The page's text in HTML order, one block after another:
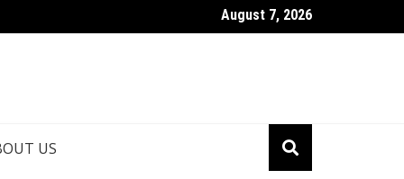
Roshan Biography: Talent, Dreams & Bollywood Journey
August 7, 2026
US